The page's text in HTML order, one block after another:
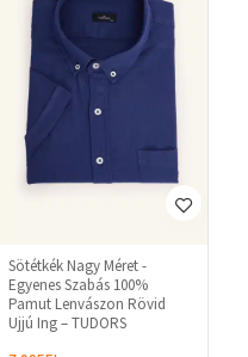
Sötétkék Nagy Méret -
Egyenes Szabás 100%
Pamut Lenvászon Rövid
Ujjú Ing – TUDORS